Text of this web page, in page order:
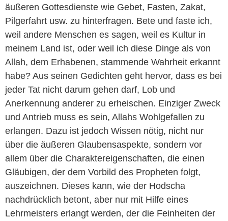
äußeren Gottesdienste wie Gebet, Fasten, Zakat,
Pilgerfahrt usw. zu hinterfragen. Bete und faste ich,
weil andere Menschen es sagen, weil es Kultur in
meinem Land ist, oder weil ich diese Dinge als von
Allah, dem Erhabenen, stammende Wahrheit erkannt
habe? Aus seinen Gedichten geht hervor, dass es bei
jeder Tat nicht darum gehen darf, Lob und
Anerkennung anderer zu erheischen. Einziger Zweck
und Antrieb muss es sein, Allahs Wohlgefallen zu
erlangen. Dazu ist jedoch Wissen nötig, nicht nur
über die äußeren Glaubensaspekte, sondern vor
allem über die Charaktereigenschaften, die einen
Gläubigen, der dem Vorbild des Propheten folgt,
auszeichnen. Dieses kann, wie der Hodscha
nachdrücklich betont, aber nur mit Hilfe eines
Lehrmeisters erlangt werden, der die Feinheiten der